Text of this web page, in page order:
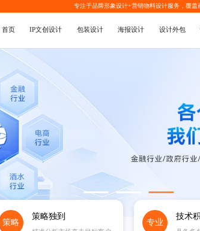
专注于品牌形象设计+营销物料设计服务，覆盖
首页 IP文创设计 包装设计 海报设计 设计外包
策略
策略独到
专业
技术